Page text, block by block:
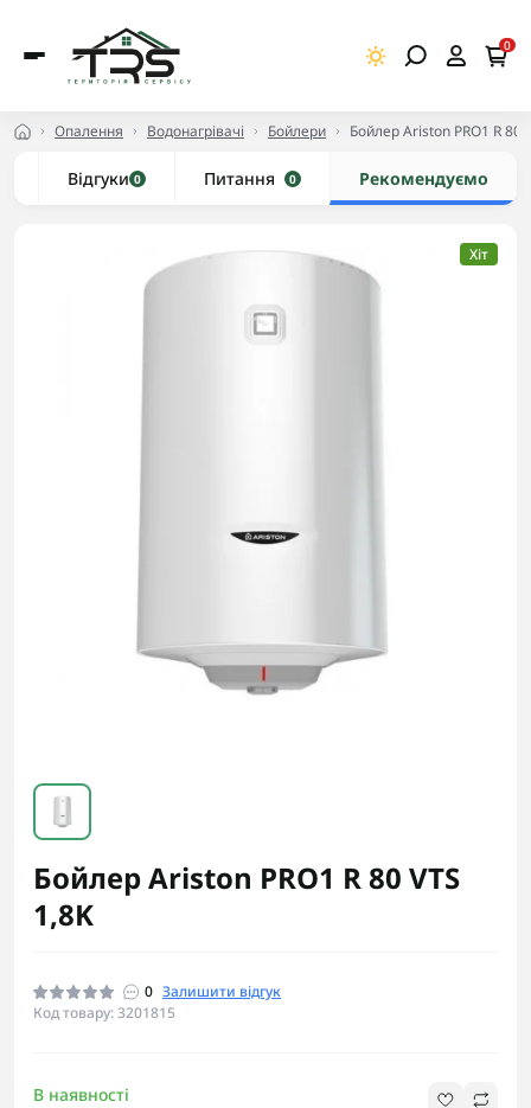
0
Опалення Водонагрівачі Бойлери Бойлер Ariston PRO1 R 80
Відгуки 0 Питання 0 Рекомендуємо
Хіт
Бойлер Ariston PRO1 R 80 VTS
1,8K
0 Залишити відгук
Код товару: 3201815
В наявності